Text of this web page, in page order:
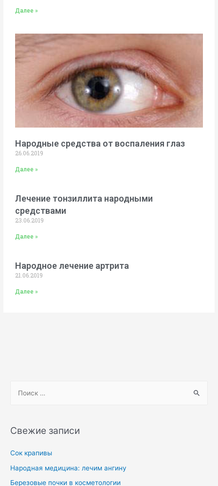
Далее »
Народные средства от воспаления глаз
26.06.2019
Далее »
Лечение тонзиллита народными
средствами
23.06.2019
Далее »
Народное лечение артрита
21.06.2019
Далее »
Свежие записи
Сок крапивы
Народная медицина: лечим ангину
Березовые почки в косметологии